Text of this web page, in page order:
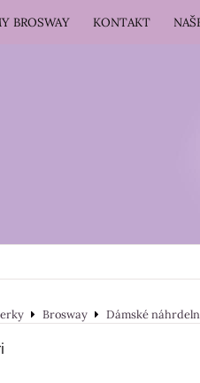
BROSWAY KONTAKT
Brosway Dámské